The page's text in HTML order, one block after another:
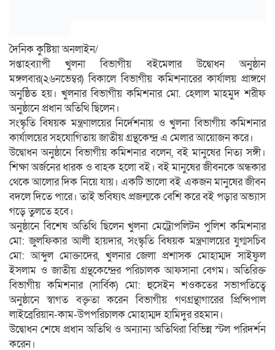
দৈনিক কুষ্টিয়া অনলাইন/
সপ্তাহব্যাপী খুলনা বিভাগীয় বইমেলার উদ্বোধন অনুষ্ঠান
মঙ্গলবার(২৬নভেম্বর) বিকালে বিভাগীয় কমিশনারের কার্যালয় প্রাঙ্গণে
অনুষ্ঠিত হয়। খুলনার বিভাগীয় কমিশনার মো. হেলাল মাহমুদ শরীফ
অনুষ্ঠানে প্রধান অতিথি ছিলেন।
সংস্কৃতি বিষয়ক মন্ত্রণালয়ের নির্দেশনায় ও খুলনা বিভাগীয় কমিশনার
কার্যালয়ের সহযোগিতায় জাতীয় গ্রন্থকেন্দ্র এ মেলার আয়োজন করে।
উদ্বোধন অনুষ্ঠানে বিভাগীয় কমিশনার বলেন, বই মানুষের নিত্য সঙ্গী।
শিক্ষা অর্জনের ধারক ও বাহক হলো বই। বই মানুষের জীবনকে অন্ধকার
থেকে আলোর দিক নিয়ে যায়। একটি ভালো বই একজন মানুষের জীবন
বদলে দিতে পারে। তাই ভবিষ্যৎ প্রজন্মকে বেশি করে বই পড়ার অভ্যাস
গড়ে তুলতে হবে।
অনুষ্ঠানে বিশেষ অতিথি ছিলেন খুলনা মেট্রোপলিটন পুলিশ কমিশনার
মো: জুলফিকার আলী হায়দার, সংস্কৃতি বিষয়ক মন্ত্রণালয়ের যুগ্মসচিব
মো: আব্দুল মোক্তাদের, খুলনার জেলা প্রশাসক মোহাম্মদ সাইফুল
ইসলাম ও জাতীয় গ্রন্থকেন্দ্রের পরিচালক আফসানা বেগম। অতিরিক্ত
বিভাগীয় কমিশনার (সার্বিক) মো: হুসেইন শওকতের সভাপতিত্বে
অনুষ্ঠানে স্বাগত বক্তৃতা করেন বিভাগীয় গণগ্রন্থাগারের প্রিন্সিপাল
লাইব্রেরিয়ান-কাম-উপপরিচালক মোহাম্মদ হামিদুর রহমান।
উদ্বোধন শেষে প্রধান অতিথি ও অন্যান্য অতিথিরা বিভিন্ন স্টল পরিদর্শন
করেন।